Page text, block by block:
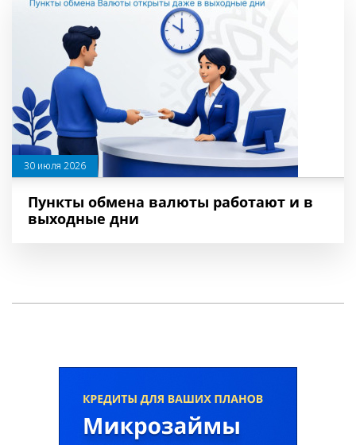
30 июля 2026
Пункты обмена валюты работают и в
выходные дни